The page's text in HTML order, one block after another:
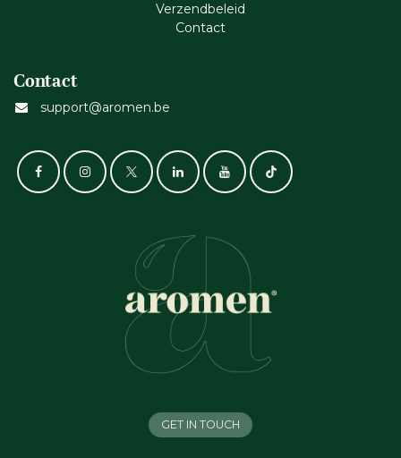
Verzendbeleid
Cont​act
Contact
support@aromen.be
GET IN TOUCH